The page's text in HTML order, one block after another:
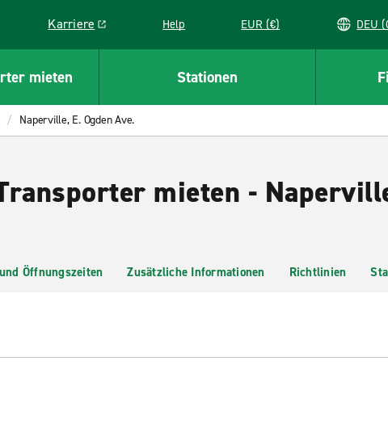
Karriere
Link opens in a new window
Help EUR (€)
mieten Stationen
Naperville, E. Ogden Ave.
mieten -
Öffnungszeiten Zusätzliche Informationen Richtlinien